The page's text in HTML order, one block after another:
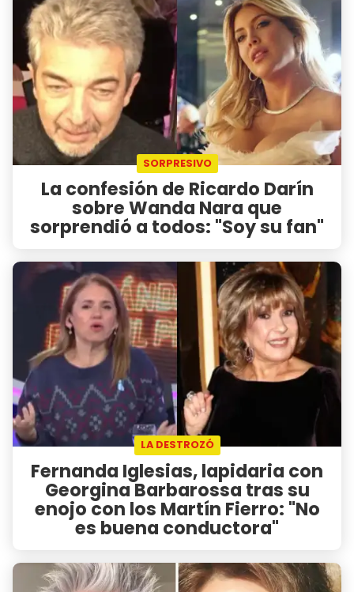
SORPRESIVO
La confesión de Ricardo Darín
sobre Wanda Nara que
sorprendió a todos: "Soy su fan"
LA DESTROZÓ
Fernanda Iglesias, lapidaria con
Georgina Barbarossa tras su
enojo con los Martín Fierro: "No
es buena conductora"